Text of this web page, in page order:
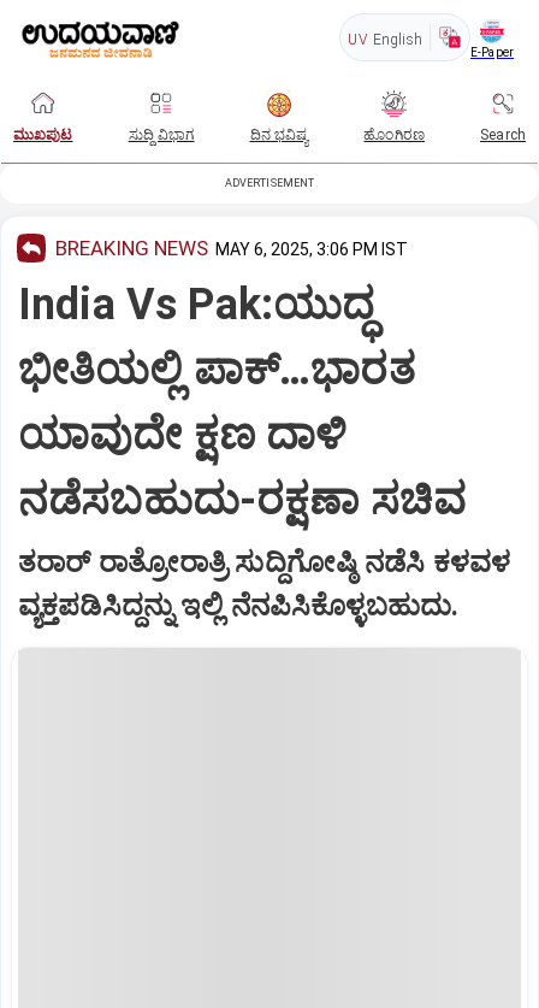
UV English
E-Paper
ಮುಖಪುಟ ಸುದ್ದಿ ವಿಭಾಗ ದಿನ ಭವಿಷ್ಯ ಹೊಂಗಿರಣ Search
ADVERTISEMENT
BREAKING NEWS MAY 6, 2025, 3:06 PM IST
India Vs Pak:ಯುದ್ಧ
ಭೀತಿಯಲ್ಲಿ‌ ಪಾಕ್…ಭಾರತ
ಯಾವುದೇ ಕ್ಷಣ ದಾಳಿ
ನಡೆಸಬಹುದು-ರಕ್ಷಣಾ ಸಚಿವ
ತರಾರ್‌ ರಾತ್ರೋರಾತ್ರಿ ಸುದ್ದಿಗೋಷ್ಠಿ ನಡೆಸಿ ಕಳವಳ
ವ್ಯಕ್ತಪಡಿಸಿದ್ದನ್ನು ಇಲ್ಲಿ ನೆನಪಿಸಿಕೊಳ್ಳಬಹುದು.